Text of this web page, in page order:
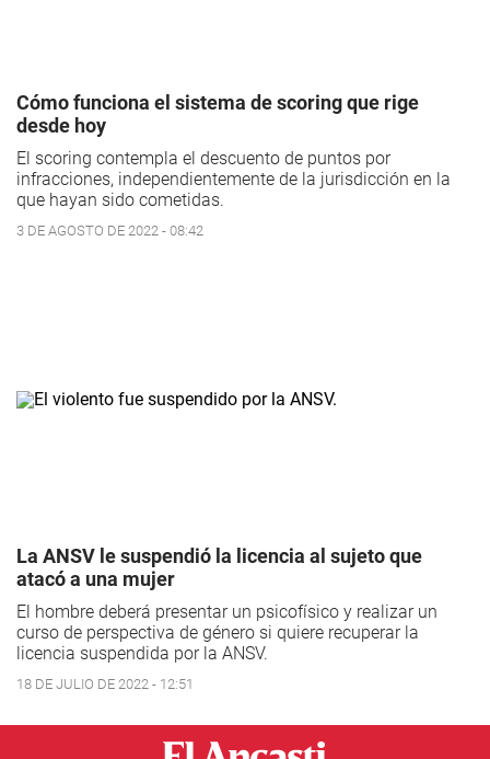
Cómo funciona el sistema de scoring que rige
desde hoy
El scoring contempla el descuento de puntos por
infracciones, independientemente de la jurisdicción en la
que hayan sido cometidas.
3 DE AGOSTO DE 2022 - 08:42
La ANSV le suspendió la licencia al sujeto que
atacó a una mujer
El hombre deberá presentar un psicofísico y realizar un
curso de perspectiva de género si quiere recuperar la
licencia suspendida por la ANSV.
18 DE JULIO DE 2022 - 12:51